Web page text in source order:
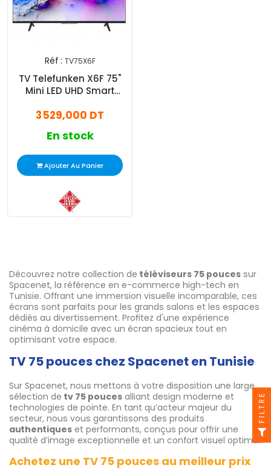
Réf : TV75X6F
TV Telefunken X6F 75"
Mini LED UHD Smart
Noir
3 529,000 DT
En stock
Ajouter Au Panier
Découvrez notre collection de téléviseurs 75 pouces sur
Spacenet, la référence en e-commerce high-tech en
Tunisie. Offrant une immersion visuelle incomparable, ces
écrans sont parfaits pour les grands salons et les espaces
dédiés au divertissement. Profitez d'une expérience
cinéma à domicile avec un écran spacieux tout en
optimisant votre espace.
TV 75 pouces chez Spacenet en Tunisie
Sur Spacenet, nous mettons à votre disposition une large
sélection de tv 75 pouces alliant design moderne et
technologies de pointe. En tant qu’acteur majeur du
secteur, nous vous garantissons des produits
authentiques et performants, conçus pour offrir une
qualité d’image exceptionnelle et un confort visuel optimal.
Achetez une TV 75 pouces au meilleur prix
FILTRE